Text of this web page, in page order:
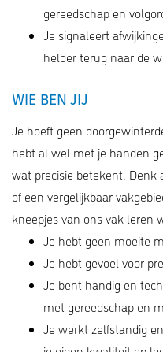
gereedschap en
Je signaleert
helder terug naar de
WIE BEN JIJ
Je hoeft geen
hebt al wel met je handen
wat precisie betekent.
of een vergelijkbaar
kneepjes van ons vak leren
Je hebt geen moeite
Je hebt gevoel voor
Je bent handig en
met gereedschap en
Je werkt zelfstandig